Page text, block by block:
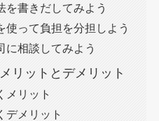
を書きだしてみよう
使って負担を分担しよう
に相談してみよう
リットとデメリット
メリット
デメリット